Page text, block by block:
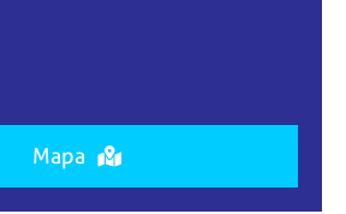
Mapa